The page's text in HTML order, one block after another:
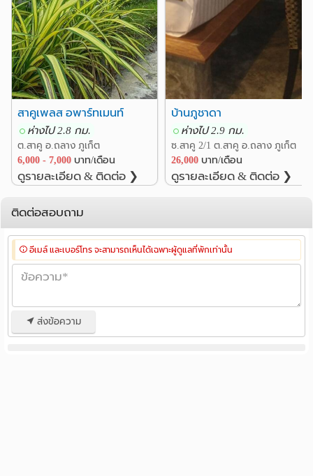
สาคูเพลส อพาร์ทเมนท์
ห่างไป 2.8 กม.
ต.สาคู อ.ถลาง ภูเก็ต
6,000 - 7,000 บาท/เดือน
ดูรายละเอียด & ติดต่อ ❯
บ้านภูชาดา
ห่างไป 2.9 กม.
ซ.สาคู 2/1 ต.สาคู อ.ถลาง ภูเก็ต
26,000 บาท/เดือน
ดูรายละเอียด & ติดต่อ ❯
ติดต่อสอบถาม
อีเมล์ และเบอร์โทร จะสามารถเห็นได้เฉพาะผู้ดูแลที่พักเท่านั้น
ส่งข้อความ